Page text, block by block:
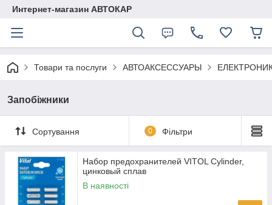
Интернет-магазин АВТОКАР
Товари та послуги АВТОАКСЕССУАРЫ
Запобіжники
Сортування 0 Фільтри
Набор предохранителей VITOL Cylinder,
цинковый сплав
В наявності